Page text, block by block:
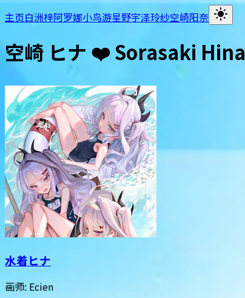
主页白洲梓阿罗娜小鸟游星野宇泽玲纱空崎阳奈
空崎 ヒナ ❤️ Sorasaki Hina
水着ヒナ
画师: Ecien